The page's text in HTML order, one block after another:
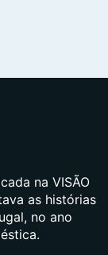
na VISÃO
as histórias
no ano